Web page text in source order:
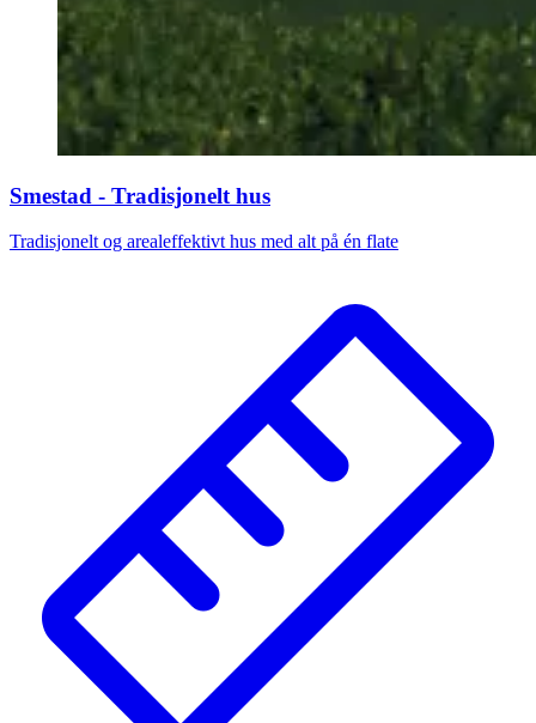
Smestad - Tradisjonelt hus
Tradisjonelt og arealeffektivt hus med alt på én flate